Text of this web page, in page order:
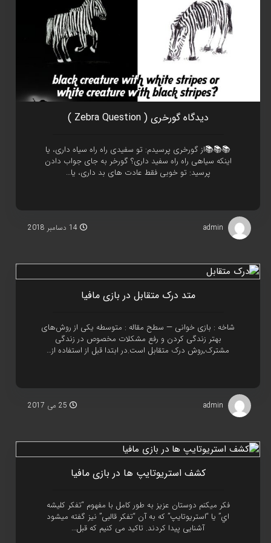
ديدگاه گورخری ( Zebra Question )
📚📚📚از گورخری پرسیدم: تو سفیدی راه راه سیاه داری، یا
اینکه سیاهی راه راه سفید داری؟ گورخر به جای جواب دادن
پرسید: تو خوبی فقط عادت های بد داری، یا…
admin 14 دسامبر 2018
متد درک متقابل در بازی مافيا
شاخه : بازی خوانی — سطح مقاله : متوسطه یکی از روش‌های
بهتر زندگی کردن و رفع مشکلات مخصوص در زندگی
مشترک٬روش درک متقابل است.در ابتدا قبل از استفاده از…
admin 25 می 2017
کشف استريوتايپ ها در بازی مافيا
فکر ميکنم دوستان عزيز به طور کامل با مفهوم “تفکر کليشه
اي” يا “استريوتايپ” که به آن “تفکر قالبی” نيز گفته ميشود
آشنايی پيدا کردند. تاکيد می کنيم که قبل…